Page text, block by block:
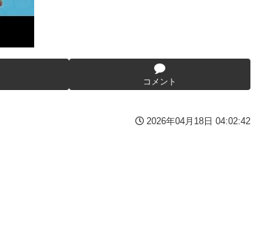
はちゃんと意味があった！
ってしまう
まで観てなかったを後悔する…
【発売スケジュール】
コメント
2026年04月18日 04:02:42